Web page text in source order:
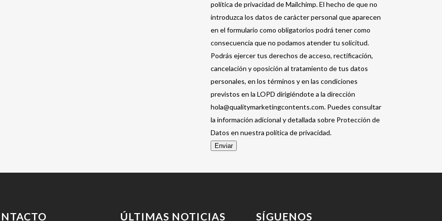
política de privacidad de Mailchimp. El hecho de que no
introduzca los datos de carácter personal que aparecen
en el formulario como obligatorios podrá tener como
consecuencia que no podamos atender tu solicitud.
Podrás ejercer tus derechos de acceso, rectificación,
cancelación y oposición al tratamiento de tus datos
personales, en los términos y en las condiciones
previstos en la LOPD dirigiéndote a la dirección
hola@qualitymarketingcontents.com. Puedes consultar
la información adicional y detallada sobre Protección de
Datos en nuestra política de privacidad.
Enviar
ÚLTIMAS NOTICIAS SÍGUENOS